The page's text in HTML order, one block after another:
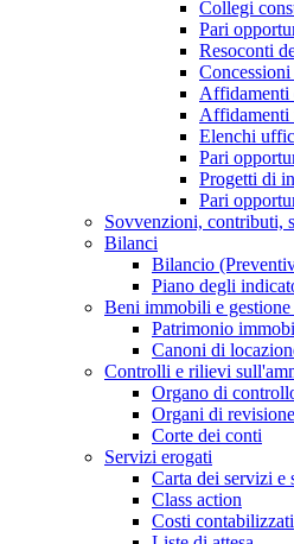
Collegi
Pari
Resoconti
Affidamenti
Affidamenti
Elenchi
Pari
Progetti di
Pari
Sovvenzioni, contributi,
Bilanci
Bilancio
Piano degli
Beni immobili e
Patrimonio
Canoni di
Controlli e rilievi
Organo di
Organi di
Corte dei conti
Servizi erogati
Carta dei servizi e
Class action
Costi contabilizzati